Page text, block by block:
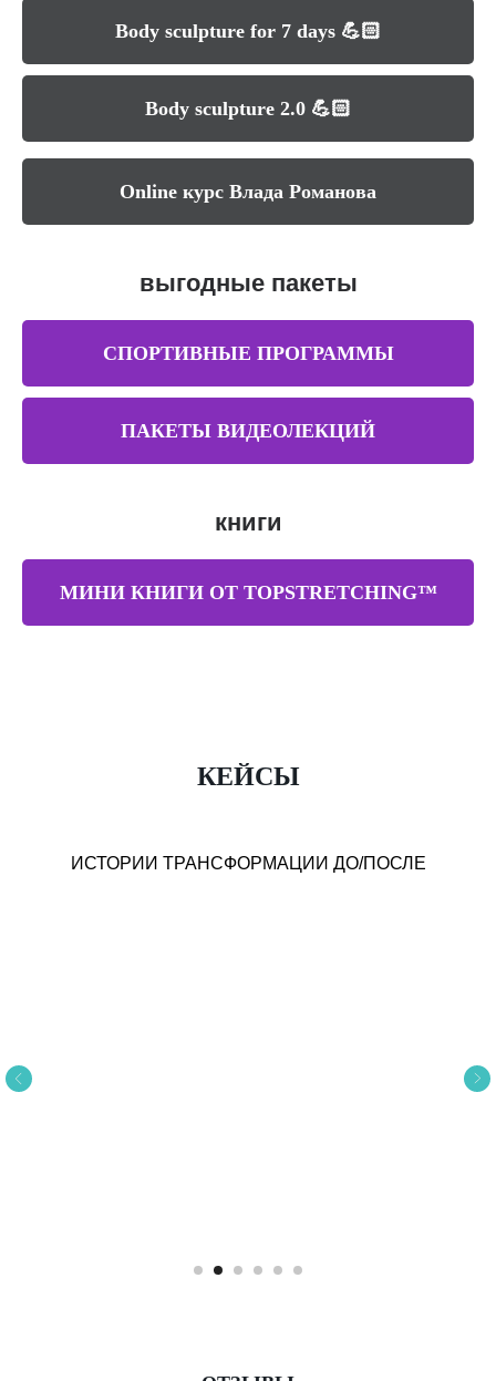
Body sculpture for 7 days 💪🏻
Body sculpture 2.0 💪🏻
Online курс Влада Романова
выгодные пакеты
СПОРТИВНЫЕ ПРОГРАММЫ
ПАКЕТЫ ВИДЕОЛЕКЦИЙ
книги
МИНИ КНИГИ ОТ TOPSTRETCHING™
КЕЙСЫ
ИСТОРИИ ТРАНСФОРМАЦИИ ДО/ПОСЛЕ